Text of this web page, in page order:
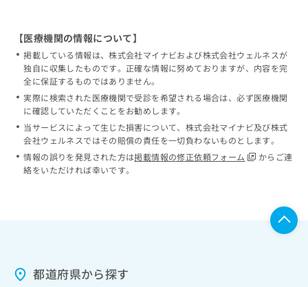
【医療機関の情報について】
掲載している情報は、株式会社マイナビおよび株式会社ウェルネスが
独自に収集したものです。正確な情報に努めておりますが、内容を完
全に保証するものではありません。
実際に検索された医療機関で受診を希望される場合は、必ず医療機関
に確認していただくことをお勧めします。
当サービスによって生じた損害について、株式会社マイナビ及び株式
会社ウェルネスではその賠償の責任を一切負わないものとします。
情報の誤りを発見された方は掲載情報の修正依頼フォーム
からご連
絡をいただければ幸いです。
都道府県から探す